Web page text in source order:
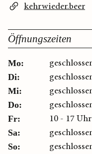
kehrwieder.beer
Öffnungszeiten
Mo:
Di:
Mi:
Do:
Fr: 10 - 17 Uhr
Sa:
So: